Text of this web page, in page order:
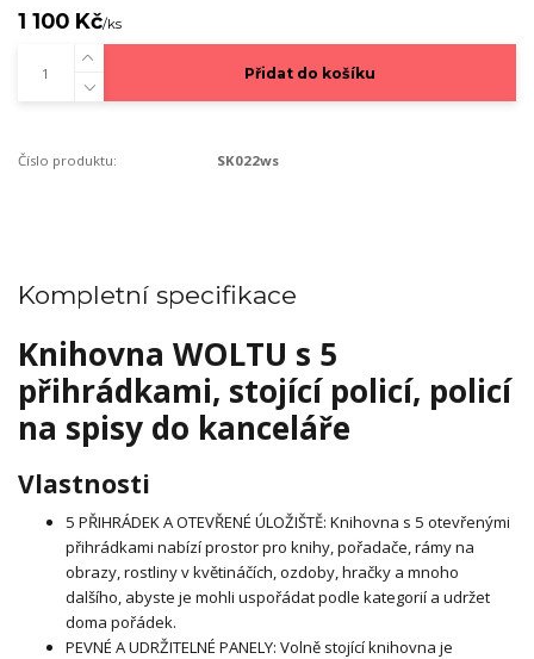
1 100 Kč/ks
Přidat do košíku
Číslo produktu: SK022ws
Kompletní specifikace
Knihovna WOLTU s 5
přihrádkami, stojící policí, policí
na spisy do kanceláře
Vlastnosti
5 PŘIHRÁDEK A OTEVŘENÉ ÚLOŽIŠTĚ: Knihovna s 5 otevřenými
přihrádkami nabízí prostor pro knihy, pořadače, rámy na
obrazy, rostliny v květináčích, ozdoby, hračky a mnoho
dalšího, abyste je mohli uspořádat podle kategorií a udržet
doma pořádek.
PEVNÉ A UDRŽITELNÉ PANELY: Volně stojící knihovna je